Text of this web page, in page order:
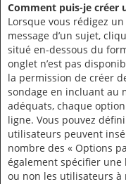
Comment puis-je créer
Lorsque vous rédigez
message d’un sujet,
situé en-dessous du
onglet n’est pas
la permission de créer
sondage en incluant au
adéquats, chaque
ligne. Vous pouvez
utilisateurs peuvent
nombre des « Options
également spécifier
ou non les utilisateurs à